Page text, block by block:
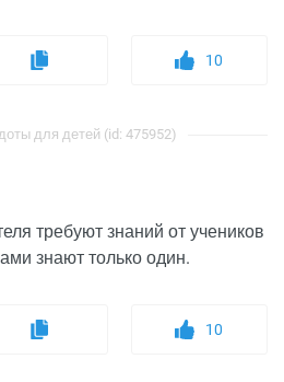
10
для детей (id: 475952)
требуют знаний от учеников
знают только один.
10